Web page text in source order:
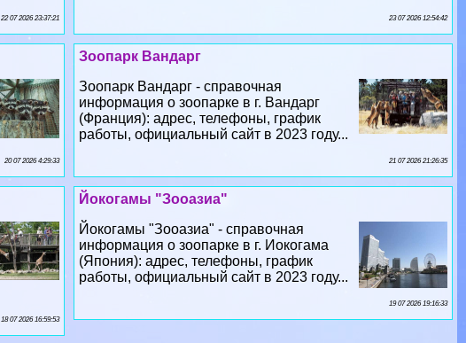
23 07 2026 12:54:42
22 07 2026 23:37:21
Зоопарк Вандарг
Зоопарк Вандарг - справочная
информация о зоопарке в г. Вандарг
(Франция): адрес, телефоны, график
работы, официальный сайт в 2023 году...
21 07 2026 21:26:35
20 07 2026 4:29:33
Йокогамы "Зооазиа"
Йокогамы "Зооазиа" - справочная
информация о зоопарке в г. Иокогама
(Япония): адрес, телефоны, график
работы, официальный сайт в 2023 году...
19 07 2026 19:16:33
18 07 2026 16:59:53